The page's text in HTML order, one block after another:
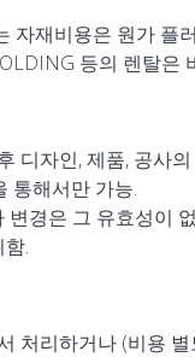
자재비용은 원가 플
등의 렌탈은
디자인, 제품, 공사
통해서만 가능.
변경은 그 유효성이
.
처리하거나 (비용